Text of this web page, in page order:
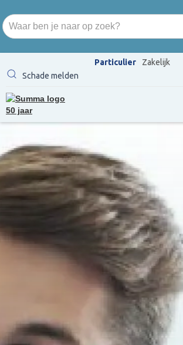
Particulier
Zakelijk
Schade melden